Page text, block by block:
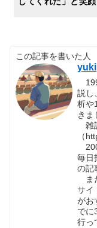
この記事を書いた人
yuki
説し
析や
きま
雑
（
毎日
の記
ま
サイ
がお
でに
行っ